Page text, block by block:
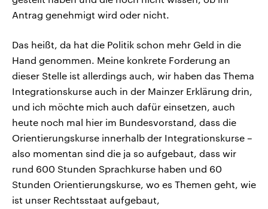
Antrag genehmigt wird oder nicht.
Das heißt, da hat die Politik schon mehr Geld in die
Hand genommen. Meine konkrete Forderung an
dieser Stelle ist allerdings auch, wir haben das Thema
Integrationskurse auch in der Mainzer Erklärung drin,
und ich möchte mich auch dafür einsetzen, auch
heute noch mal hier im Bundesvorstand, dass die
Orientierungskurse innerhalb der Integrationskurse –
also momentan sind die ja so aufgebaut, dass wir
rund 600 Stunden Sprachkurse haben und 60
Stunden Orientierungskurse, wo es Themen geht, wie
ist unser Rechtsstaat aufgebaut,